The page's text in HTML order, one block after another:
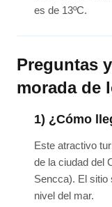
es de 13ºC.
Preguntas
morada de
1) ¿Cómo
Este atractivo
de la ciudad del
Sencca). El sitio
nivel del mar.